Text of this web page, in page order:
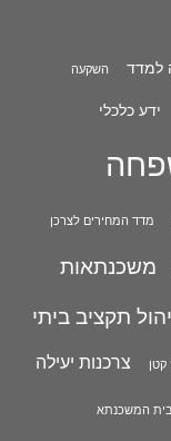
למדד השקעה
ידע כלכלי
מדד המחירים לצרכן
משכנתאות
תקציב ביתי
צרכנות יעילה
המשכנתא